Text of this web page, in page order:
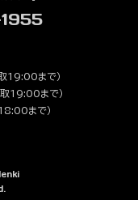
19:00まで）
19:00まで）
まで）